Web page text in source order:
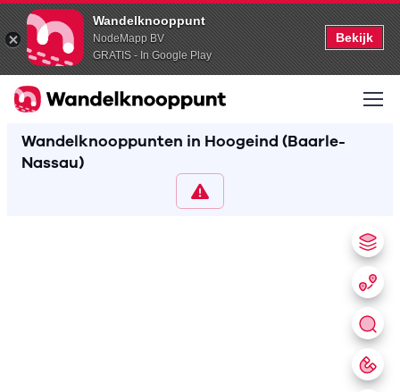
Wandelknooppunt
NodeMapp BV
GRATIS - In Google Play
Bekijk
Wandelknooppunten in Hoogeind (Baarle-
Nassau)